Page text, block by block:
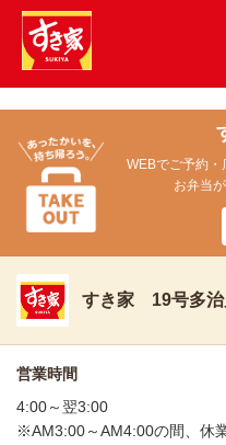
WEBでご予約
お弁当
すき家 19号多治
営業時間
4:00～翌3:00
※AM3:00～AM4:00の間、休